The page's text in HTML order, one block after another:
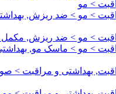
> مو
> مو > ضد ریزش,
> مو > ضد ریزش, مکمل
> مو > ماسک مو,
بهداشتی و مراقبت >